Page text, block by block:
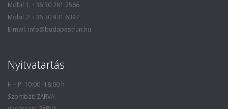
Mobil 1: +36 30 281 2566
Mobil 2: +36 30 931 6397
E-mail: info@budapestfun.hu
Nyitvatartás
H – P: 10:00 -18:00 h
Szombat: ZÁRVA